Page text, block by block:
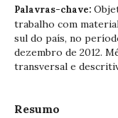
Palavras-chave:
trabalho com
sul do país, no
dezembro de 2012.
transversal e
Resumo